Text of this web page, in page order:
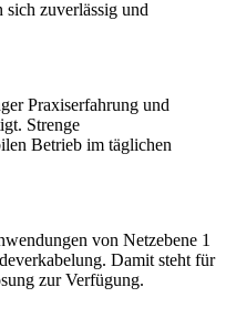
sich zuverlässig und
Praxiserfahrung und
Strenge
Betrieb im täglichen
von Netzebene 1
Damit steht für
zur Verfügung.